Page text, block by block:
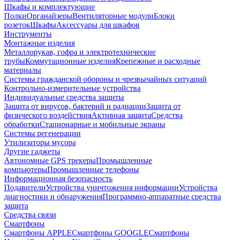
Шкафы и комплектующие
ПолкиОрганайзерыВентиляторные модулиБлоки
розетокШкафыАксессуары для шкафов
Инструменты
Монтажные изделия
Металлорукав, гофра и электротехнические
трубыКоммутационные изделияКрепежные и расходные
материалы
Системы гражданской обороны и чрезвычайных ситуаций
Контрольно-измерительные устройства
Индивидуальные средства защиты
Защита от вирусов, бактерий и радиацииЗащита от
физического воздействияАктивная защитаСредства
обработкиСтационарные и мобильные экраны
Системы регенерации
Утилизаторы мусора
Другие гаджеты
Автономные GPS трекерыПромышленные
компьютерыПромышленные телефоны
Информационная безопасность
ПодавителиУстройства уничтожения информацииУстройства
диагностики и обнаруженияПрограммно-аппаратные средства
защита
Средства связи
Смартфоны
Смартфоны APPLEСмартфоны GOOGLEСмартфоны